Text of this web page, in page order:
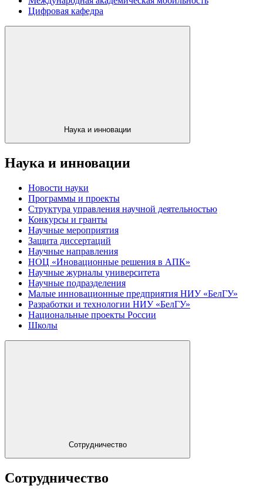
Цифровая кафедра
Наука и инновации
Наука и инновации
Новости науки
Программы и проекты
Структура управления научной деятельностью
Конкурсы и гранты
Научные мероприятия
Защита диссертаций
Научные направления
НОЦ «Иновационные решения в АПК»
Научные журналы университета
Научные подразделения
Малые инновационные предприятия НИУ «БелГУ»
Разработки и технологии НИУ «БелГУ»
Национальные проекты России
Школы
Сотрудничество
Сотрудничество